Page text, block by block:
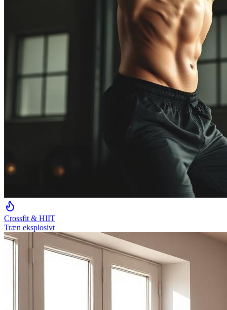
Crossfit & HIIT
Træn eksplosivt